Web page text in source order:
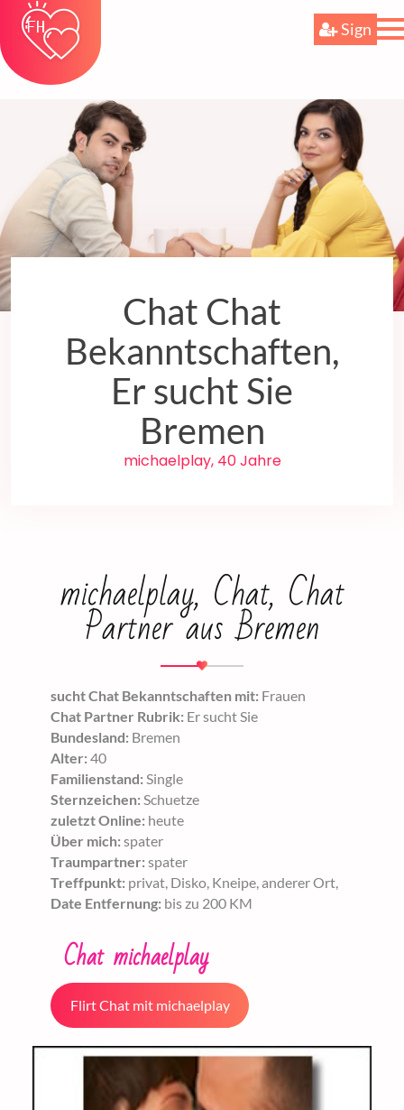
Sign
Chat Chat
Bekanntschaften,
Er sucht Sie
Bremen
michaelplay, 40 Jahre
michaelplay, Chat, Chat
Partner aus Bremen
sucht Chat Bekanntschaften mit: Frauen
Chat Partner Rubrik: Er sucht Sie
Bundesland: Bremen
Alter: 40
Familienstand: Single
Sternzeichen: Schuetze
zuletzt Online: heute
Über mich: spater
Traumpartner: spater
Treffpunkt: privat, Disko, Kneipe, anderer Ort,
Date Entfernung: bis zu 200 KM
Chat michaelplay
Flirt Chat mit michaelplay
starten